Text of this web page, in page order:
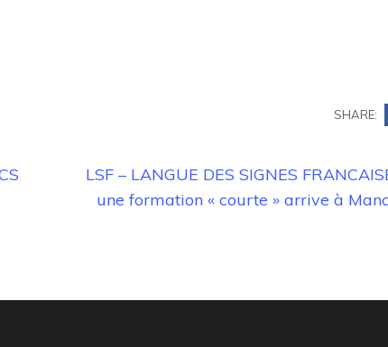
SHARE:
LSF – LANGUE DES SIGNES
une formation « courte » arrive à